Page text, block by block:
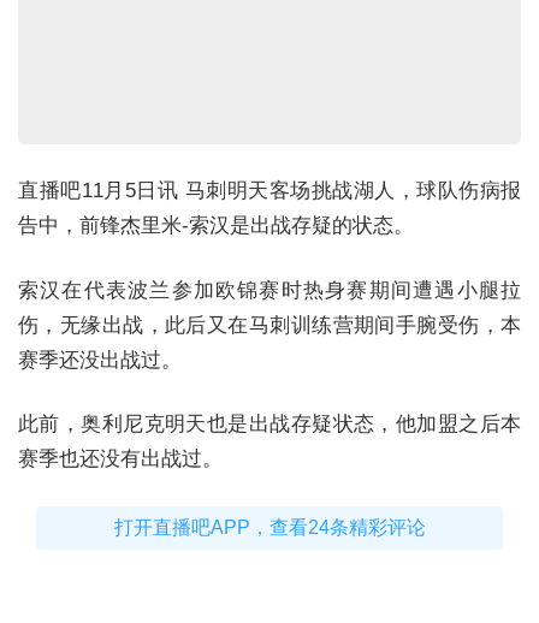
直播吧11月5日讯 马刺明天客场挑战湖人，球队伤病报
告中，前锋杰里米-索汉是出战存疑的状态。
索汉在代表波兰参加欧锦赛时热身赛期间遭遇小腿拉
伤，无缘出战，此后又在马刺训练营期间手腕受伤，本
赛季还没出战过。
此前，奥利尼克明天也是出战存疑状态，他加盟之后本
赛季也还没有出战过。
打开直播吧APP，查看24条精彩评论